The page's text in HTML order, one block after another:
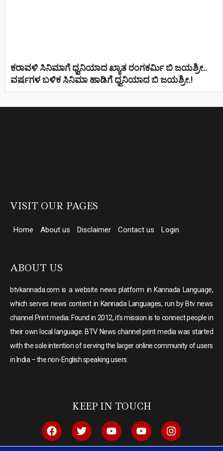
ಕರಾವಳಿ ಸಿನಿಮಾಗೆ ಧ್ವನಿಯಾದ ಖ್ಯಾತ ರಂಗಕರ್ಮಿ ಬಿ ಜಯಶ್ರೀ..
ವರ್ಷಗಳ ಬಳಿಕ ಸಿನಿಮಾ ಹಾಡಿಗೆ ಧ್ವನಿಯಾದ ಬಿ ಜಯಶ್ರೀ.!
VISIT OUR PAGES
Home About us Disclaimer Contact us Login
ABOUT US
btvkannada.com is a website news platform in Kannada Language,
which serves news content in Kannada Languages, run by Btv news
channel Print media. Found in 2012, it’s mission is to connect people in
their own local language. BTV News channel print media was started
with the sole intention of serving the larger online community of users
in India – the non-English speaking users.
KEEP IN TOUCH